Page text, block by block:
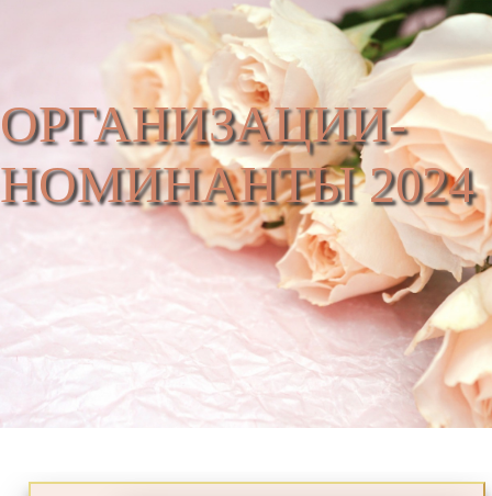
ОРГАНИЗАЦИИ-
НОМИНАНТЫ 2024